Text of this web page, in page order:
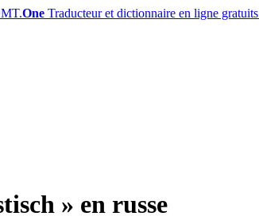
One Traducteur et dictionnaire en ligne gratuits
» en russe